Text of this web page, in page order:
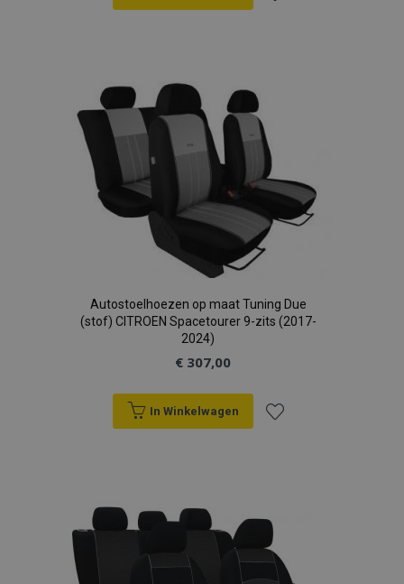
verlanglijst
Autostoelhoezen op maat Tuning Due
(stof) CITROEN Spacetourer 9-zits (2017-
2024)
€ 307,00
In Winkelwagen
aan
verlanglijst